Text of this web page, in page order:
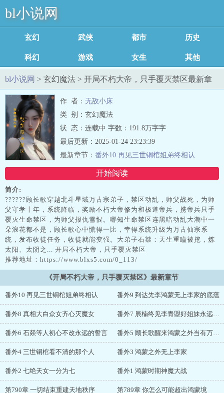
bl小说网
玄幻魔法 武侠修真 都市言情 历史军事
科幻灵异 游戏竞技 女生耽美 其他类型
足迹记录
bl小说网 > 玄幻魔法 > 开局不朽大帝，只手覆灭禁区最新章
节列表 作 者： 无敌小床
类 别：玄幻魔法
状 态：连载中 字数：191.8万字字
开始阅读
最后更新：2025-01-24 23:23:39
最新章节： 番外10 再见三世铜棺姐弟终相认
简介:
??????顾长歌穿越北斗星域万古宗弟子，禁区动乱，师父战死，为师
父守孝十年，系统降临，奖励不朽大帝修为和极道帝兵，携帝兵只手
覆灭生命禁区，为师父报仇雪恨。哪知生命禁区连黑暗动乱大潮中一
朵浪花都不是，顾长歌心中慌得一比，幸得系统升级为万古仙宗系
统，发布收徒任务，收徒就能变强。大弟子石燚：天生重瞳被挖，炼
太阳、太阴之... 开局不朽大帝，只手覆灭禁区
推荐地址：https://www.blxs5.com/0_113/
《开局不朽大帝，只手覆灭禁区》最新章节
番外10 再见三世铜棺姐弟终相认 番外9 到达先李鸿蒙无上李家的底蕴
番外8 真相大白众女齐心灭魔女 番外7 辰楠终见李青曌好姐妹永远都是好姐妹
番外6 石燚等人初心不改永远的誓言 番外5 顾长歌醒来鸿蒙之外当有万古仙宗
番外4 三世铜棺看不清的那个人 番外3 鸿蒙之外无上李家
番外2 七绝天女一分为七 番外1 鸿蒙时期神魔大战
第790章 一切结束重建天地秩序 第789章 你怎么可能超出鸿蒙境